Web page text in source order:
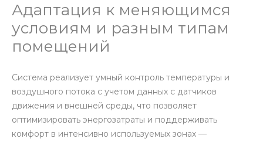
Адаптация к меняющимся
условиям и разным типам
помещений
Система реализует умный контроль температуры и
воздушного потока с учетом данных с датчиков
движения и внешней среды, что позволяет
оптимизировать энергозатраты и поддерживать
комфорт в интенсивно используемых зонах —